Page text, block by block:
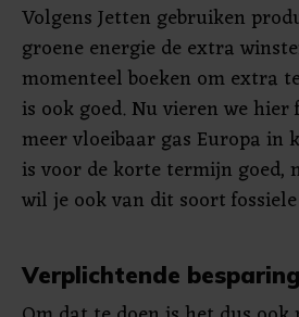
Volgens Jetten gebruiken
groene energie de extra
momenteel boeken om extra
is ook goed. Nu vieren we hier
meer vloeibaar gas Europa in
is voor de korte termijn
wil je ook van dit soort
Verplichtende